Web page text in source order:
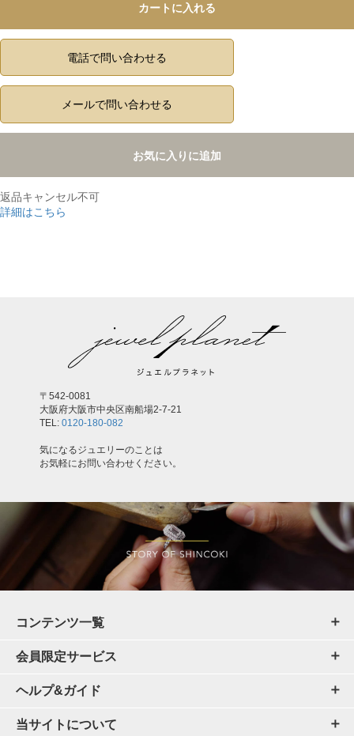
カートに入れる
電話で問い合わせる
メールで問い合わせる
お気に入りに追加
返品キャンセル不可
詳細はこちら
〒542-0081
大阪府大阪市中央区南船場2-7-21
TEL: 0120-180-082
気になるジュエリーのことは
お気軽にお問い合わせください。
コンテンツ一覧
会員限定サービス
ヘルプ&ガイド
当サイトについて